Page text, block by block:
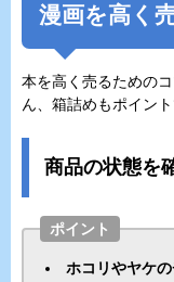
漫画を高く
本を高く売るための
ん、箱詰めもポイント
商品の状態を
ポイント
ホコリやヤケ